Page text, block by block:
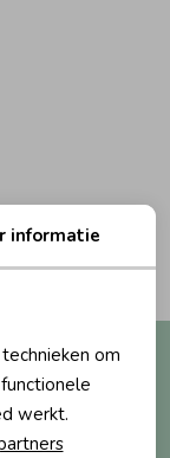
én direct
informatie
om
werkt.